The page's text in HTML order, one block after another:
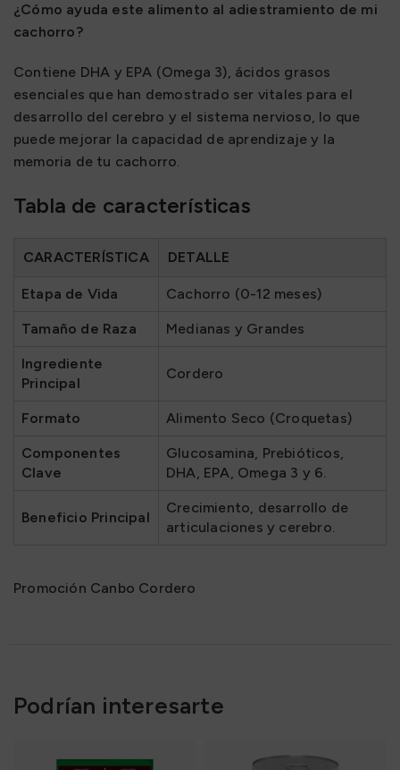
¿Cómo ayuda este alimento al adiestramiento de mi
cachorro?
Contiene DHA y EPA (Omega 3), ácidos grasos
esenciales que han demostrado ser vitales para el
desarrollo del cerebro y el sistema nervioso, lo que
puede mejorar la capacidad de aprendizaje y la
memoria de tu cachorro.
Tabla de características
CARACTERÍSTICA DETALLE
Etapa de Vida Cachorro (0-12 meses)
Tamaño de Raza Medianas y Grandes
Ingrediente
Principal
Cordero
Formato Alimento Seco (Croquetas)
Componentes
Clave
Glucosamina, Prebióticos,
DHA, EPA, Omega 3 y 6.
Beneficio Principal
Crecimiento, desarrollo de
articulaciones y cerebro.
Promoción Canbo Cordero
Podrían interesarte